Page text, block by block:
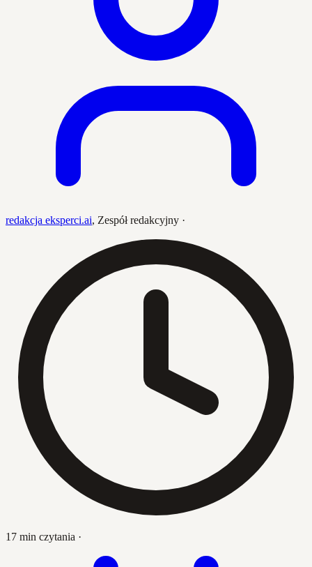
redakcja eksperci.ai, Zespół redakcyjny ·
17 min czytania ·